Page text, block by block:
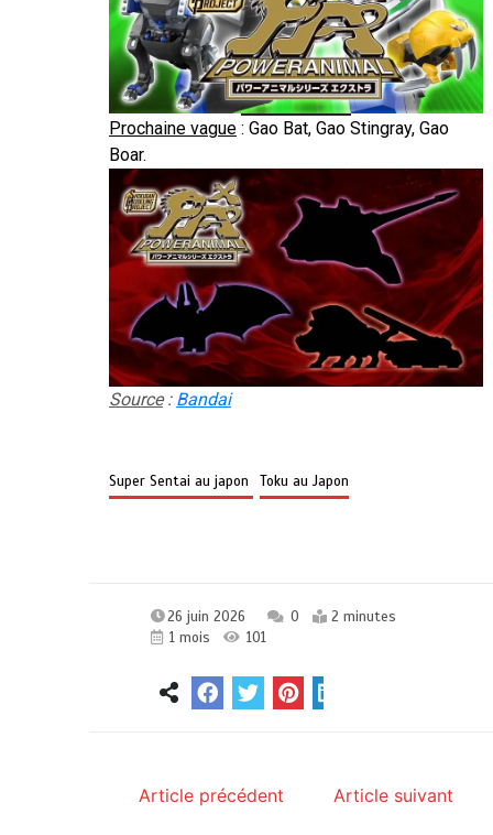
Prochaine vague : Gao Bat, Gao Stingray, Gao
Boar.
Source: Bandai
Super Sentai au japon Toku au Japon
26 juin 2026 0
2 minutes
1 mois
101
Article précédent Article suivant